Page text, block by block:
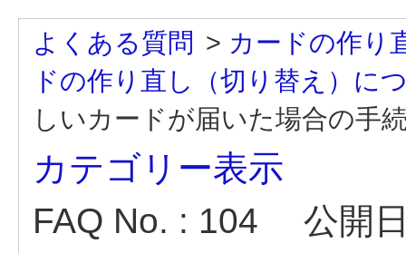
よくある質問 > カードの作り
ドの作り直し（切り替え）に
しいカードが届いた場合の手
カテゴリー表示
FAQ No. : 104
公開